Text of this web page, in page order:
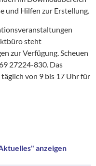
und Hilfen zur Erstellung.
steht
zur Verfügung. Scheuen
27224-830. Das
von 9 bis 17 Uhr für
anzeigen